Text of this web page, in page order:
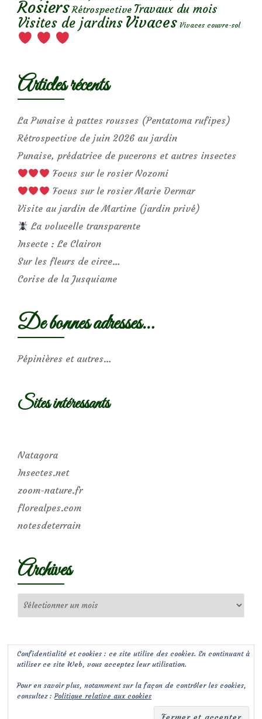
Rosiers Rétrospective Travaux du mois
Visites de jardins Vivaces Vivaces couvre-sol
Articles récents
La Punaise à pattes rousses (Pentatoma rufipes)
Rétrospective de juin 2026 au jardin
Punaise, prédatrice de pucerons et autres insectes
Focus sur le rosier Nozomi
Focus sur le rosier Marie Dermar
Visite au jardin de Martine (jardin privé)
La volucelle transparente
Insecte : Le Clairon
Sur les fleurs de circe…
Corise de la Jusquiame
De bonnes adresses…
Pépinières et autres…
Sites intéressants
Natagora
Insectes.net
zoom-nature.fr
florealpes.com
notesdeterrain
Archives
Confidentialité et cookies : ce site utilise des cookies. En continuant à
utiliser ce site Web, vous acceptez leur utilisation.
Pour en savoir plus, notamment sur la façon de contrôler les cookies,
consultez :Politique relative aux cookies